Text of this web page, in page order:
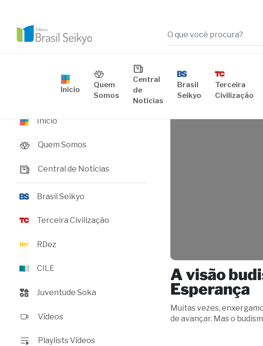
Início
Quem
Somos
Central
de
Notícias
Brasil
Seikyo
Terceira
Civilização
Início
Quem Somos
Central de Notícias
Brasil Seikyo
Terceira Civilização
RDez
CILE
Juventude Soka
Vídeos
Playlists Vídeos
A visão budista sobre
Vídeos
A visão
Esperança
Muitas vezes,
de avançar. Mas o